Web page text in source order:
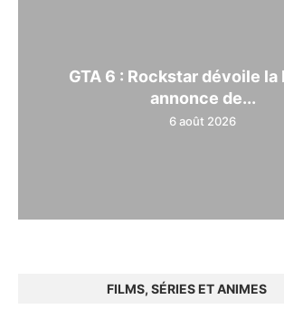
GTA 6 : Rockstar dévoile la
annonce de...
6 août 2026
FILMS, SÉRIES ET ANIMES